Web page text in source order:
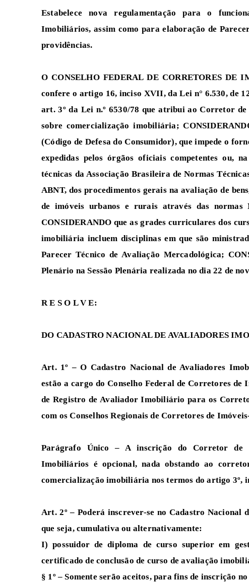
Estabelece nova regulamentação para o
Imobiliários, assim como para elaboração de
providências.
O CONSELHO FEDERAL DE CORRETORES DE
confere o artigo 16, inciso XVII, da Lei n° 6.530, de
art. 3º da Lei n.º 6530/78 que atribui ao Corretor
sobre comercialização imobiliária;
(Código de Defesa do Consumidor), que impede o
expedidas pelos órgãos oficiais competentes ou,
técnicas da Associação Brasileira de Normas
ABNT, dos procedimentos gerais na avaliação de
de imóveis urbanos e rurais através das normas
CONSIDERANDO que as grades curriculares dos
imobiliária incluem disciplinas em que são
Parecer Técnico de Avaliação Mercadológica;
Plenário na Sessão Plenária realizada no dia 22 de
R E S O L V E:
DO CADASTRO NACIONAL DE AVALIADORES
Art. 1º – O Cadastro Nacional de Avaliadores
estão a cargo do Conselho Federal de Corretores
de Registro de Avaliador Imobiliário para os
com os Conselhos Regionais de Corretores de
Parágrafo Único – A inscrição do Corretor de
Imobiliários é opcional, nada obstando ao
comercialização imobiliária nos termos do artigo 3º,
Art. 2º – Poderá inscrever-se no Cadastro
que seja, cumulativa ou alternativamente:
I) possuidor de diploma de curso superior em
certificado de conclusão de curso de avaliação
§ 1º – Somente serão aceitos, para fins de inscrição